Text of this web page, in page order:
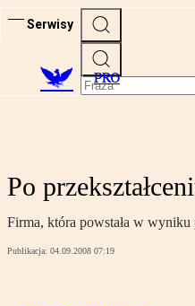
Serwisy
PRO
Po
Firma, która powstała w wyniku
Publikacja: 04.09.2008 07:19